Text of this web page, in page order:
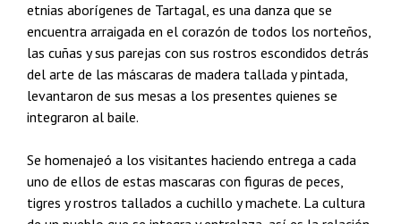
etnias aborígenes de Tartagal, es una danza que se
encuentra arraigada en el corazón de todos los norteños,
las cuñas y sus parejas con sus rostros escondidos detrás
del arte de las máscaras de madera tallada y pintada,
levantaron de sus mesas a los presentes quienes se
integraron al baile.
Se homenajeó a los visitantes haciendo entrega a cada
uno de ellos de estas mascaras con figuras de peces,
tigres y rostros tallados a cuchillo y machete. La cultura